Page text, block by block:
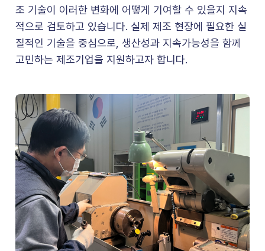
조 기술이 이러한 변화에 어떻게 기여할 수 있을지 지속
적으로 검토하고 있습니다. 실제 제조 현장에 필요한 실
질적인 기술을 중심으로, 생산성과 지속가능성을 함께
고민하는 제조기업을 지원하고자 합니다.